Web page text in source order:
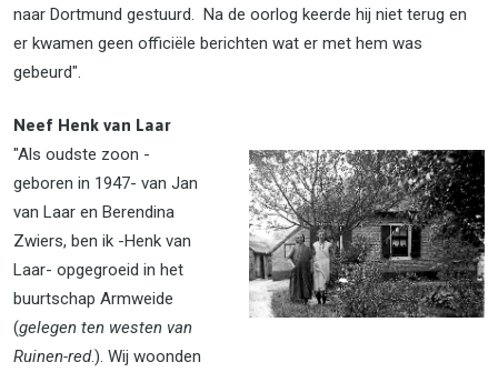
naar Dortmund gestuurd. Na de oorlog keerde hij niet terug en
er kwamen geen officiële berichten wat er met hem was
gebeurd".
Neef Henk van Laar
"Als oudste zoon -
geboren in 1947- van Jan
van Laar en Berendina
Zwiers, ben ik -Henk van
Laar- opgegroeid in het
buurtschap Armweide
(gelegen ten westen van
Ruinen-red.). Wij woonden